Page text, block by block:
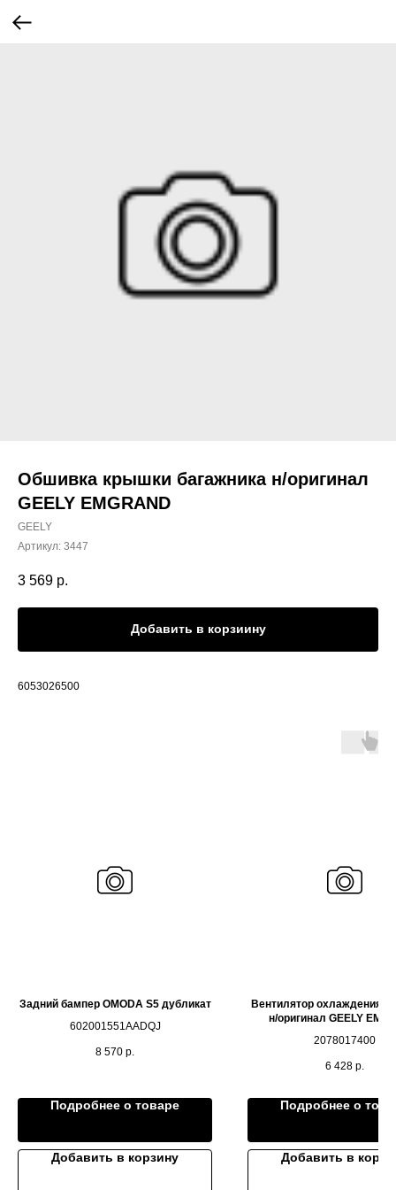
Обшивка крышки багажника н/оригинал
GEELY EMGRAND
GEELY
Артикул: 3447
3 569 р.
Добавить в корзиину
6053026500
Задний бампер OMODA S5 дубликат
602001551AADQJ
8 570 р.
Подробнее о товаре
Добавить в корзину
Вентилятор охлаждения
н/оригинал GEELY
2078017400
6 428 р.
Подробнее о
Добавить в